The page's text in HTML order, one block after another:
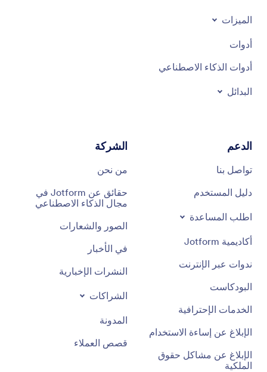
الميزات
أدوات
أدوات الذكاء الاصطناعي
البدائل
الدعم
تواصل بنا
دليل المستخدم
اطلب المساعدة
أكاديمية Jotform
ندوات عبر الإنترنت
البودكاست
الخدمات الإحترافية
الإبلاغ عن إساءة الاستخدام
الإبلاغ عن مشاكل حقوق
الملكية
الشركة
من نحن
حقائق عن Jotform في
مجال الذكاء الاصطناعي
الصور والشعارات
في الأخبار
النشرات الإخبارية
الشراكات
المدونة
قصص العملاء